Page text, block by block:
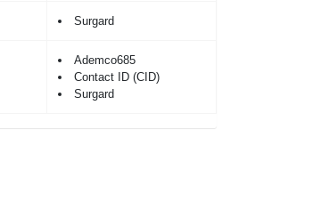
Surgard
Ademco685
Contact ID (CID)
Surgard